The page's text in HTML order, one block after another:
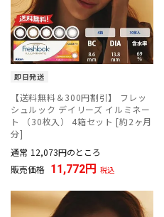
即日発送
【送料無料＆300円割引】 フレッ
シュルック デイリーズ イルミネー
ト （30枚入） 4箱セット [約2ヶ月
分]
通常 12,073
のところ
販売価格 11,772 税込